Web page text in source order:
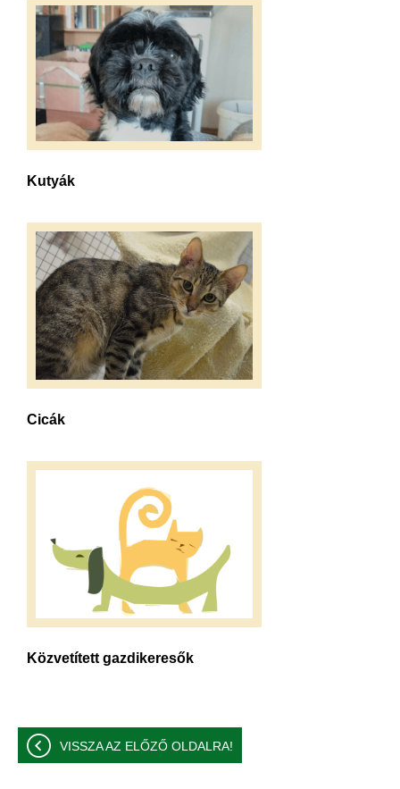
Kutyák
Cicák
Közvetített gazdikeresők
VISSZA AZ ELŐZŐ OLDALRA!